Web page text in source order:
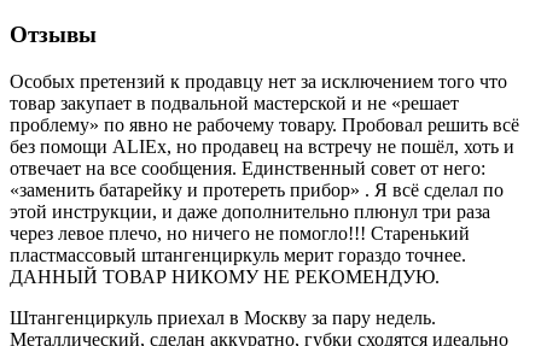
Отзывы
Особых претензий к продавцу нет за исключением того что
товар закупает в подвальной мастерской и не «решает
проблему» по явно не рабочему товару. Пробовал решить всё
без помощи ALIEx, но продавец на встречу не пошёл, хоть и
отвечает на все сообщения. Единственный совет от него:
«заменить батарейку и протереть прибор» . Я всё сделал по
этой инструкции, и даже дополнительно плюнул три раза
через левое плечо, но ничего не помогло!!! Старенький
пластмассовый штангенциркуль мерит гораздо точнее.
ДАННЫЙ ТОВАР НИКОМУ НЕ РЕКОМЕНДУЮ.
Штангенциркуль приехал в Москву за пару недель.
Металлический, сделан аккуратно, губки сходятся идеально